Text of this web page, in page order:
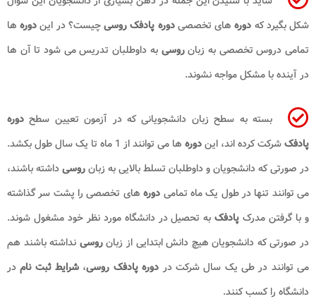
شکل بگیرد که دوره های تخصصیدوره پادفک روسیچیست؟ در ایندوره ها
تمامی دروس تخصصی به زبانروسیبه داوطلبان تدریس می شود تا آن ها
در آینده با مشکل مواجه نشوند.
بسته به سطح زبان دانشجویانی که در آزمون تعیین سطحدوره
پادفکشرکت کرده اند، ایندوره
ها می توانند از 1 ماه تا یک سال طول بکشد.
در صورتی که دانشجویان و داوطلبان تسلط بالایی به زبانروسیداشته باشند،
می توانند تنها در طول یک ماه تمامی دوره های تخصصی را پشت سر گذاشته
و با گرفتن مدرک پادفک به تحصیل در دانشگاه مورد نظر خود مشغول شوند.
در صورتی که دانشجویان هیچ دانش ابتدایی از زبانروسی نداشته باشند هم
می توانند در طی یک سال شرکت در دوره پادفک روسی، شرایط ثبت نام در
دانشگاه را کسب کنند.